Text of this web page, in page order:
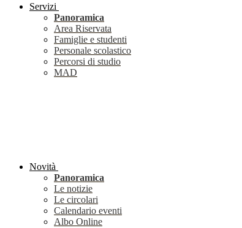
Servizi
Panoramica
Area Riservata
Famiglie e studenti
Personale scolastico
Percorsi di studio
MAD
Novità
Panoramica
Le notizie
Le circolari
Calendario eventi
Albo Online